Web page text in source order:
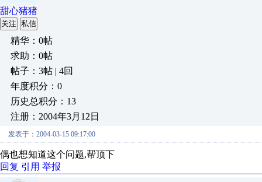
甜心猪猪
关注 私信
精华：0帖
求助：0帖
帖子：3帖 | 4回
年度积分：0
历史总积分：13
注册：2004年3月12日
发表于：2004-03-15 09:17:00
偶也想知道这个问题,帮顶下
回复 引用 举报